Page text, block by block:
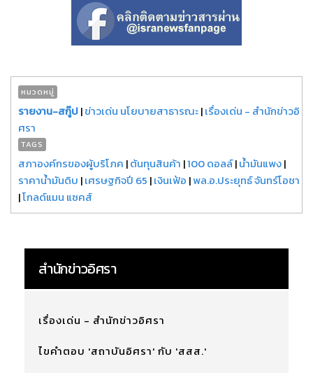
หมวดหมู่
รายงาน-สกู๊ป|ข่าวเด่น นโยบายสาธารณะ|เรื่องเด่น - สำนักข่าวอิ
ศรา
TAGS
สภาองค์กรของผู้บริโภค |ต้นทุนสินค้า |100 ดอลล์|น้ำมันแพง|
ราคาน้ำมันดิบ |เศรษฐกิจปี 65 |เงินเฟ้อ |พล.อ.ประยุทธ์ จันทร์โอชา
|โกลด์แมน แซคส์
สำนักข่าวอิศรา
เรื่องเด่น - สำนักข่าวอิศรา
ไขคำตอบ 'สถาบันอิศรา' กับ 'สสส.'